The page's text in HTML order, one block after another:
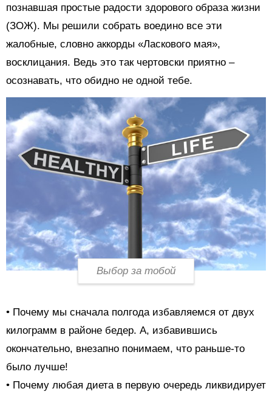
познавшая простые радости здорового образа жизни
(ЗОЖ). Мы решили собрать воедино все эти
жалобные, словно аккорды «Ласкового мая»,
восклицания. Ведь это так чертовски приятно –
осознавать, что обидно не одной тебе.
Выбор за тобой
• Почему мы сначала полгода избавляемся от двух
килограмм в районе бедер. А, избавившись
окончательно, внезапно понимаем, что раньше-то
было лучше!
• Почему любая диета в первую очередь ликвидирует